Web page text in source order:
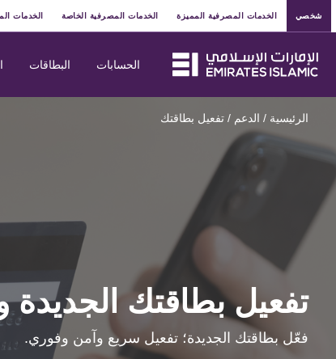
شخصي الخدمات المصرفية المميزة الخدمات المصرفية الخاصة الخدمات
الحسابات البطاقات
الرئيسية / الدعم / تفعيل بطاقتك
تفعيل بطاقتك
فعّل بطاقتك الجديدة؛ تفعيل سريع وآمن وفوري.